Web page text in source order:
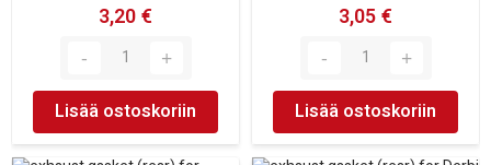
3,20 €
Lisää ostoskoriin
3,05 €
Lisää ostoskoriin